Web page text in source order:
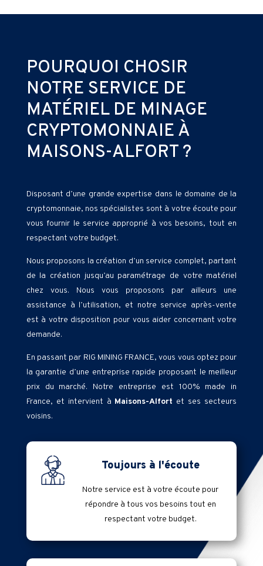
POURQUOI CHOSIR
NOTRE SERVICE DE
MATÉRIEL DE MINAGE
CRYPTOMONNAIE À
MAISONS-ALFORT ?
Disposant d’une grande expertise dans le domaine de la
cryptomonnaie, nos spécialistes sont à votre écoute pour
vous fournir le service approprié à vos besoins, tout en
respectant votre budget.
Nous proposons la création d’un service complet, partant
de la création jusqu’au paramétrage de votre matériel
chez vous. Nous vous proposons par ailleurs une
assistance à l’utilisation, et notre service après-vente
est à votre disposition pour vous aider concernant votre
demande.
En passant par RIG MINING FRANCE, vous vous optez pour
la garantie d’une entreprise rapide proposant le meilleur
prix du marché. Notre entreprise est 100% made in
France, et intervient à Maisons-Alfort et ses secteurs
voisins.
Toujours à l'écoute
Notre service est à votre écoute pour
répondre à tous vos besoins tout en
respectant votre budget.